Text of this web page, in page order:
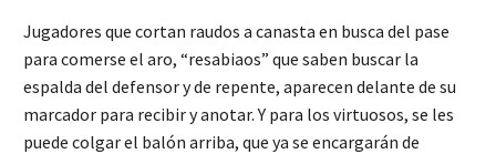
Jugadores que cortan raudos a canasta en busca del pase
para comerse el aro, “resabiaos” que saben buscar la
espalda del defensor y de repente, aparecen delante de su
marcador para recibir y anotar. Y para los virtuosos, se les
puede colgar el balón arriba, que ya se encargarán de